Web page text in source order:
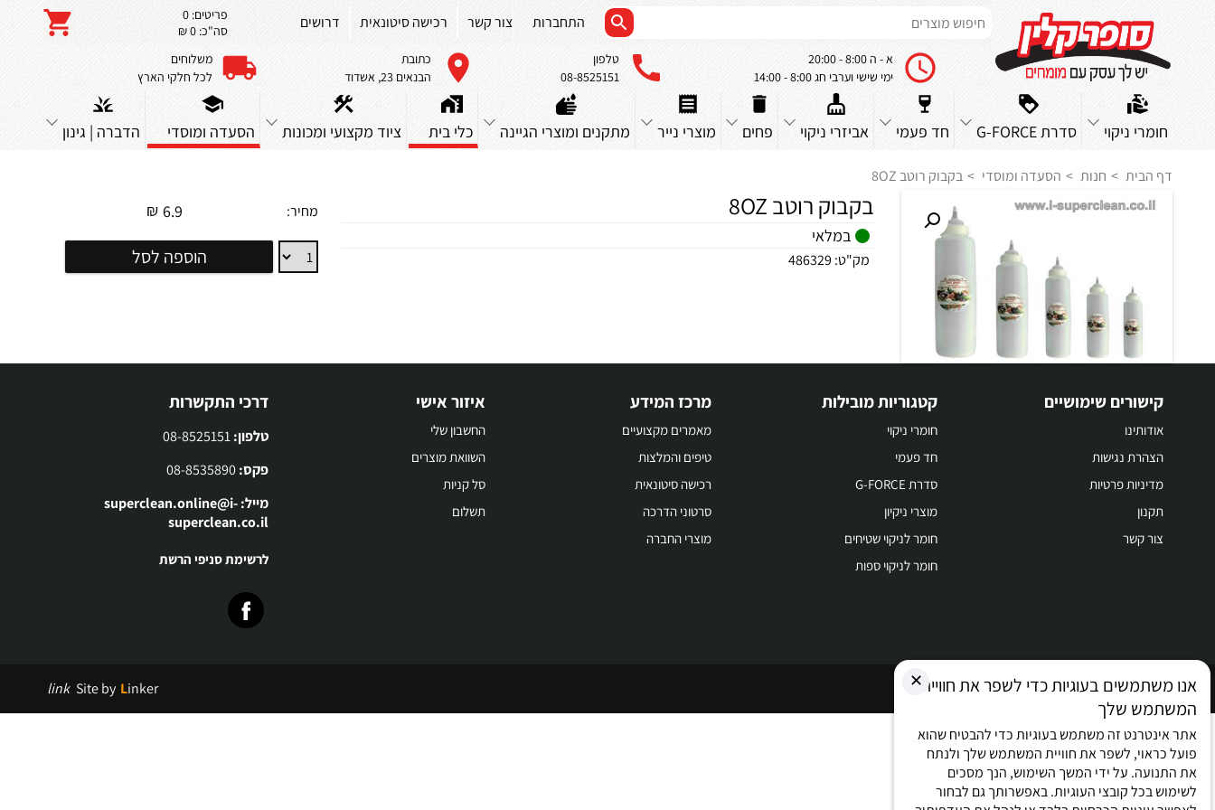
התחברות צור קשר רכישה סיטונאית דרושים פריטים: 0
סה"כ: 0 ₪
א - ה 8:00 - 20:00
ימי שישי וערבי חג 8:00 - 14:00
טלפון
08-8525151
כתובת
הבנאים 23, אשדוד
משלוחים
לכל חלקי הארץ
חומרי ניקוי סדרת G-FORCE חד פעמי אביזרי ניקוי פחים מוצרי נייר מתקנים ומוצרי הגיינה כלי בית ציוד מקצועי ומכונות הסעדה ומוסדי הדברה | גינון
דף הבית חנות הסעדה ומוסדי בקבוק רוטב 8OZ
בקבוק רוטב 8OZ
במלאי
מק"ט: 486329
מחיר: 6.9
₪
בקבוק
רוטב
הוספה לסל
קישורים שימושיים
אודותינו
הצהרת נגישות
מדיניות פרטיות
תקנון
צור קשר
קטגוריות מובילות
חומרי ניקוי
חד פעמי
סדרת G-FORCE
מוצרי ניקיון
חומר לניקוי שטיחים
חומר לניקוי ספות
מרכז המידע
מאמרים מקצועיים
טיפים והמלצות
רכישה סיטונאית
סרטוני הדרכה
מוצרי החברה
איזור אישי
החשבון שלי
השוואת מוצרים
סל קניות
תשלום
דרכי התקשרות
טלפון:
פקס:08-8535890
מייל: superclean.online@i-
superclean.co.il
לרשימת סניפי הרשת
כל הזכויות שמורות © 2026 link Site by Linker ✕אנו משתמשים בעוגיות כדי לשפר את חוויית
המשתמש שלך
אתר אינטרנט זה משתמש בעוגיות כדי להבטיח שהוא
פועל כראוי, לשפר את חוויית המשתמש שלך ולנתח
את התנועה. על ידי המשך השימוש, הנך מסכים
לשימוש בכל קובצי העוגיות. באפשרותך גם לבחור